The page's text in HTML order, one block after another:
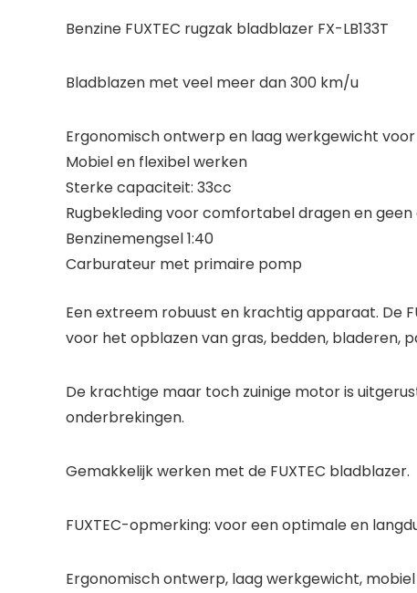
Benzine FUXTEC rugzak bladblazer FX-LB133T
Bladblazen met veel meer dan 300 km/u
Ergonomisch ontwerp en laag werkgewicht
Mobiel en flexibel werken
Sterke capaciteit: 33cc
Rugbekleding voor comfortabel dragen en
Benzinemengsel 1:40
Carburateur met primaire pomp
Een extreem robuust en krachtig apparaat. De
voor het opblazen van gras, bedden, bladeren,
De krachtige maar toch zuinige motor is
onderbrekingen.
Gemakkelijk werken met de FUXTEC bladblazer.
FUXTEC-opmerking: voor een optimale en
Ergonomisch ontwerp, laag werkgewicht,